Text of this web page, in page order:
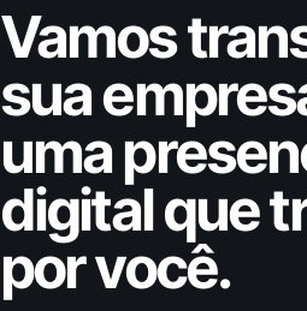
Vamos
sua
uma
digital que
por você.